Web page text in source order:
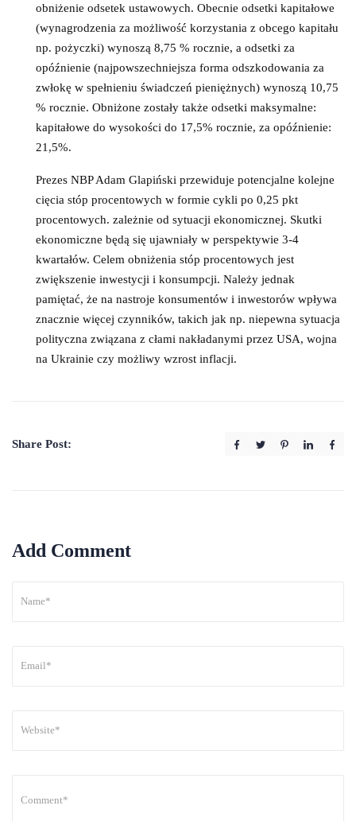
obniżenie odsetek ustawowych. Obecnie odsetki kapitałowe
(wynagrodzenia za możliwość korzystania z obcego kapitału
np. pożyczki) wynoszą 8,75 % rocznie, a odsetki za
opóźnienie (najpowszechniejsza forma odszkodowania za
zwłokę w spełnieniu świadczeń pieniężnych) wynoszą 10,75
% rocznie. Obniżone zostały także odsetki maksymalne:
kapitałowe do wysokości do 17,5% rocznie, za opóźnienie:
21,5%.
Prezes NBP Adam Glapiński przewiduje potencjalne kolejne
cięcia stóp procentowych w formie cykli po 0,25 pkt
procentowych. zależnie od sytuacji ekonomicznej. Skutki
ekonomiczne będą się ujawniały w perspektywie 3-4
kwartałów. Celem obniżenia stóp procentowych jest
zwiększenie inwestycji i konsumpcji. Należy jednak
pamiętać, że na nastroje konsumentów i inwestorów wpływa
znacznie więcej czynników, takich jak np. niepewna sytuacja
polityczna związana z cłami nakładanymi przez USA, wojna
na Ukrainie czy możliwy wzrost inflacji.
Share Post:
Add Comment